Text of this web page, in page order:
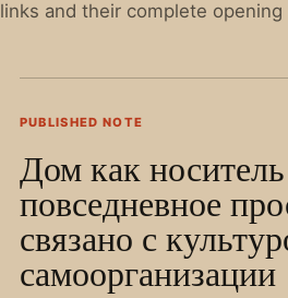
links and their complete
PUBLISHED NOTE
Дом как
повседневное
связано с
самоорганизации